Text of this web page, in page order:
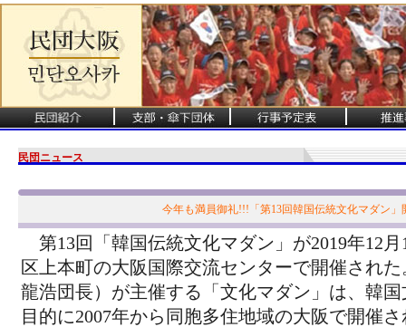
民団ニュース
今年も満員御礼!!!「第13回韓国伝統文化マダン」
第13回「韓国伝統文化マダン」が2019年12
区上本町の大阪国際交流センターで開催され
龍浩団長）が主催する「文化マダン」は、韓
目的に2007年から同胞多住地域の大阪で開催